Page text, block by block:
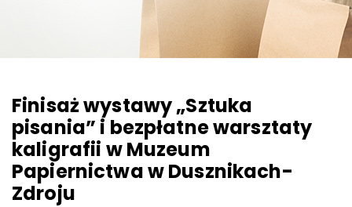
Finisaż wystawy „Sztuka
pisania” i bezpłatne warsztaty
kaligrafii w Muzeum
Papiernictwa w Dusznikach-
Zdroju